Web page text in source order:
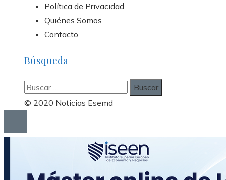
Política de Privacidad
Quiénes Somos
Contacto
Búsqueda
Buscar:
© 2020 Noticias Esemd